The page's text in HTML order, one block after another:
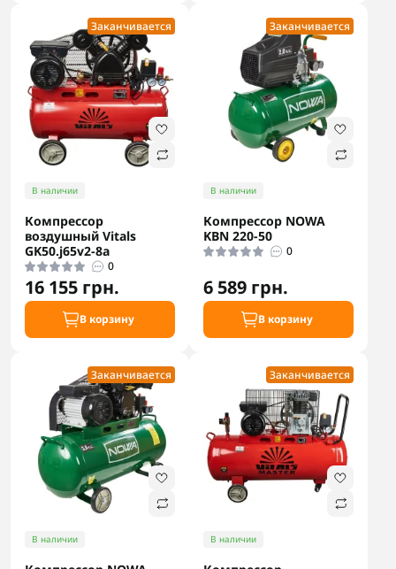
Заканчивается
В наличии
Компрессор
воздушный Vitals
GK50.j65v2-8a
0
16 155 грн.
В корзину
Заканчивается
В наличии
Компрессор NOWA
KBN 220-50
0
6 589 грн.
В корзину
Заканчивается
В наличии
Заканчивается
В наличии